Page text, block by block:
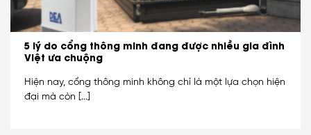
5 lý do cổng thông minh đang được nhiều gia đình
Việt ưa chuộng
Hiện nay, cổng thông minh không chỉ là một lựa chọn hiện
đại mà còn [...]